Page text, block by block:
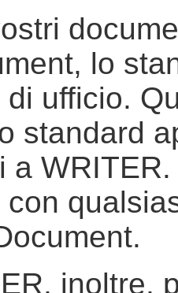
lo
ufficio.
standard
a
inoltre,